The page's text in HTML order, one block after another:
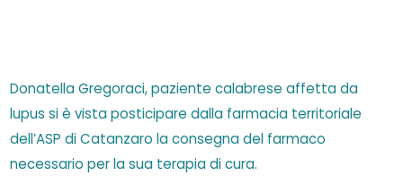
Donatella Gregoraci, paziente calabrese affetta da
lupus si è vista posticipare dalla farmacia territoriale
dell’ASP di Catanzaro la consegna del farmaco
necessario per la sua terapia di cura.